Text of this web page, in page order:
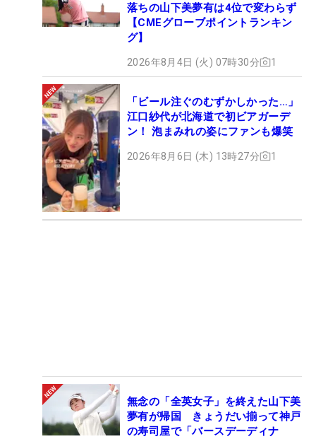
落ちの山下美夢有は4位で変わらず
【CMEグローブポイントランキン
グ】
2026年8月4日 (火) 07時30分 1
「ビール注ぐのむずかしかった…」
江口紗代が北海道で初ビアガーデ
ン！ 泡まみれの姿にファンも爆笑
2026年8月6日 (木) 13時27分 1
無念の「全英女子」を終えた山下美
夢有が帰国 きょうだい揃って神戸
の寿司屋で「バースデーディナ